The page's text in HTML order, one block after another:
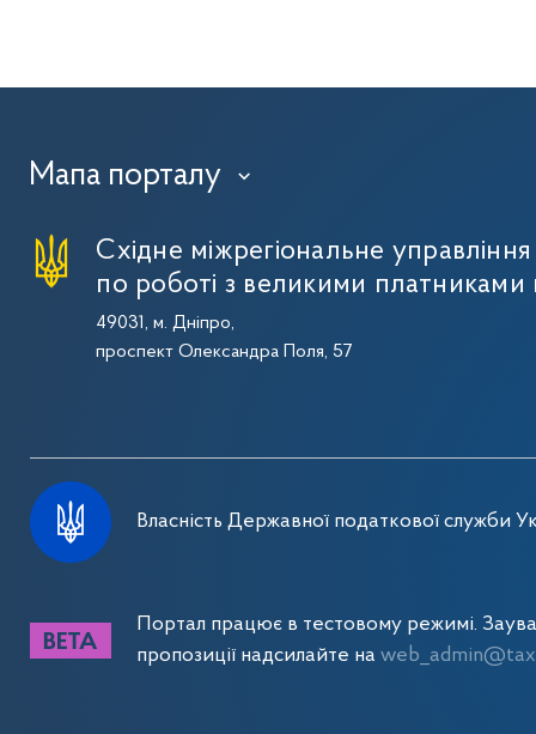
Мапа порталу ›
Східне міжрегіональне
по роботі з великими платниками
49031, м. Дніпро,
проспект Олександра Поля, 57
Власність Державної податкової служби
Портал працює в тестовому режимі.
пропозиції надсилайте на